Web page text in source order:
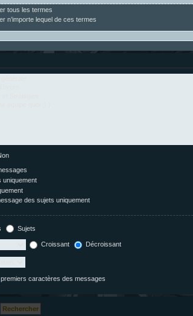
tous les termes
n’importe lequel de ces termes
uniquement
des sujets uniquement
Sujets
Croissant Décroissant
premiers caractères des messages